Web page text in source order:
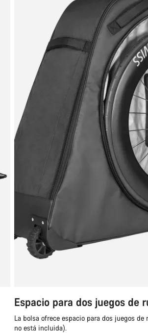
Espacio para dos juegos de
La bolsa ofrece espacio para dos juegos
no está incluida).